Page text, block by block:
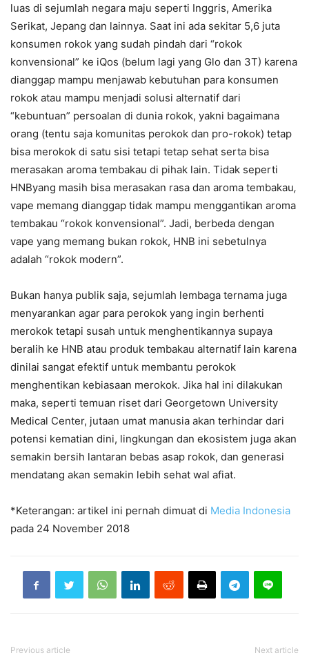
luas di sejumlah negara maju seperti Inggris, Amerika
Serikat, Jepang dan lainnya. Saat ini ada sekitar 5,6 juta
konsumen rokok yang sudah pindah dari “rokok
konvensional” ke iQos (belum lagi yang Glo dan 3T) karena
dianggap mampu menjawab kebutuhan para konsumen
rokok atau mampu menjadi solusi alternatif dari
“kebuntuan” persoalan di dunia rokok, yakni bagaimana
orang (tentu saja komunitas perokok dan pro-rokok) tetap
bisa merokok di satu sisi tetapi tetap sehat serta bisa
merasakan aroma tembakau di pihak lain. Tidak seperti
HNByang masih bisa merasakan rasa dan aroma tembakau,
vape memang dianggap tidak mampu menggantikan aroma
tembakau “rokok konvensional”. Jadi, berbeda dengan
vape yang memang bukan rokok, HNB ini sebetulnya
adalah “rokok modern”.
Bukan hanya publik saja, sejumlah lembaga ternama juga
menyarankan agar para perokok yang ingin berhenti
merokok tetapi susah untuk menghentikannya supaya
beralih ke HNB atau produk tembakau alternatif lain karena
dinilai sangat efektif untuk membantu perokok
menghentikan kebiasaan merokok. Jika hal ini dilakukan
maka, seperti temuan riset dari Georgetown University
Medical Center, jutaan umat manusia akan terhindar dari
potensi kematian dini, lingkungan dan ekosistem juga akan
semakin bersih lantaran bebas asap rokok, dan generasi
mendatang akan semakin lebih sehat wal afiat.
*Keterangan: artikel ini pernah dimuat di Media Indonesia
pada 24 November 2018
Previous article Next article